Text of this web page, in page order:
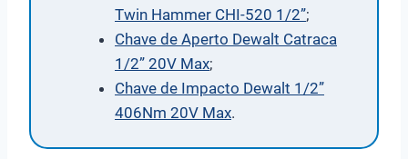
Twin Hammer CHI-520 1/2”;
Chave de Aperto Dewalt Catraca
1/2” 20V Max;
Chave de Impacto Dewalt 1/2”
406Nm 20V Max.